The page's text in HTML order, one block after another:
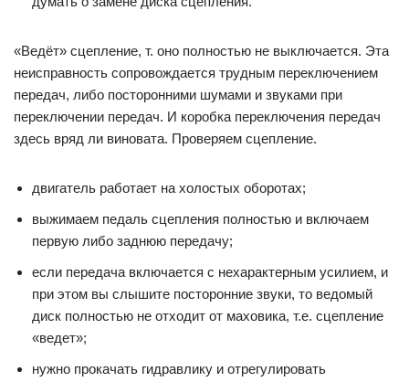
«Ведёт» сцепление, т. оно полностью не выключается. Эта
неисправность сопровождается трудным переключением
передач, либо посторонними шумами и звуками при
переключении передач. И коробка переключения передач
здесь вряд ли виновата. Проверяем сцепление.
двигатель работает на холостых оборотах;
выжимаем педаль сцепления полностью и включаем
первую либо заднюю передачу;
если передача включается с нехарактерным усилием, и
при этом вы слышите посторонние звуки, то ведомый
диск полностью не отходит от маховика, т.е. сцепление
«ведет»;
нужно прокачать гидравлику и отрегулировать